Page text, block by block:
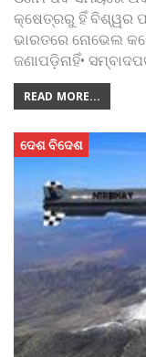
କ୍ଷେତ୍ରରୁ ହିଁ ବିଶ୍ୱର
ଭାରତରେ ନୋଭେଲ
ଜଣାପଡ଼ିନାହିଁ•
READ MORE...
ଦେଶ ବିଦେଶ